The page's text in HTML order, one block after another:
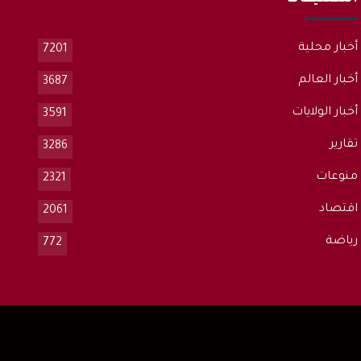
أخبار محلية 7201
أخبار العالم 3687
أخبار الولايات 3591
تقارير 3286
منوعات 2321
اقتصاد 2061
رياضة 772